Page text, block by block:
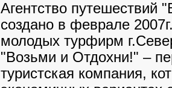
Агентство путешествий
создано в феврале
молодых турфирм
"Возьми и Отдохни!" –
туристская компания,